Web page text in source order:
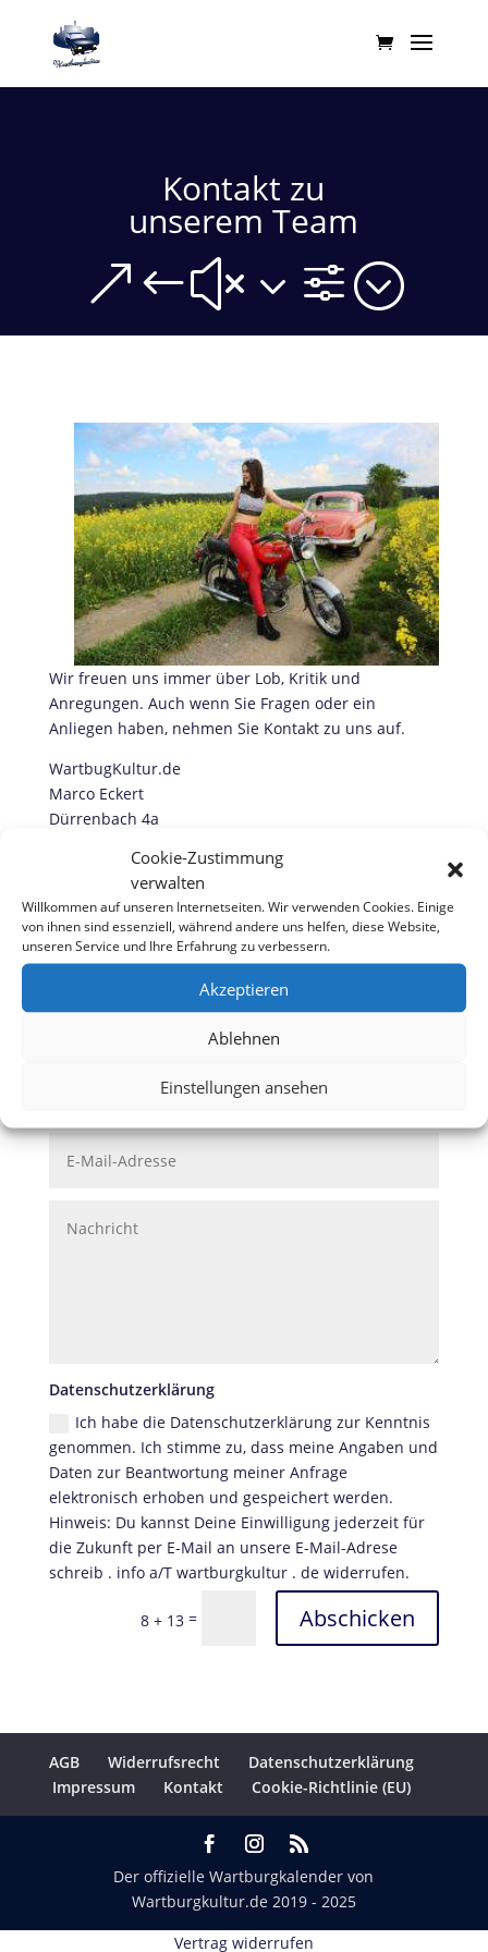
Cookie-Zustimmung
verwalten
Willkommen auf unseren Internetseiten. Wir verwenden Cookies. Einige
von ihnen sind essenziell, während andere uns helfen, diese Website,
unseren Service und Ihre Erfahrung zu verbessern.
Akzeptieren
Ablehnen
Einstellungen ansehen
Kontakt zu
unserem Team
&#x3f;
Wir freuen uns immer über Lob, Kritik und
Anregungen. Auch wenn Sie Fragen oder ein
Anliegen haben, nehmen Sie Kontakt zu uns auf.
WartbugKultur.de
Marco Eckert
Dürrenbach 4a
Tel. 0173 . 36 10 309
eMail: info a/T wartburgkultur . de
Unsere Datenschutzerklärung können Sie hier
Treten Sie mit uns in Kontakt
Datenschutzerklärung
Ich habe die Datenschutzerklärung zur Kenntnis
genommen. Ich stimme zu, dass meine Angaben und
Daten zur Beantwortung meiner Anfrage
elektronisch erhoben und gespeichert werden.
Hinweis: Du kannst Deine Einwilligung jederzeit für
die Zukunft per E-Mail an unsere E-Mail-Adrese
schreib . info a/T wartburgkultur . de widerrufen.
8 + 13 = Abschicken
AGB Widerrufsrecht
Datenschutzerklärung
Impressum
Kontakt Cookie-Richtlinie (EU)
Der offizielle Wartburgkalender von
Wartburgkultur.de2019 - 2025
Vertrag widerrufen